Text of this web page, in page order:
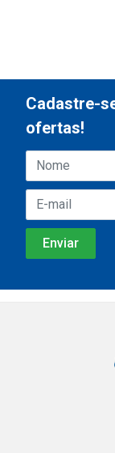
Cadastre-
ofertas!